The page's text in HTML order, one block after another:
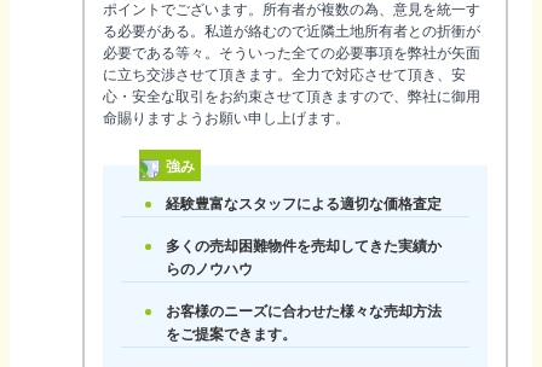
ポイントでございます。所有者が複数の為、意見を統一す
る必要がある。私道が絡むので近隣土地所有者との折衝が
必要である等々。そういった全ての必要事項を弊社が矢面
に立ち交渉させて頂きます。全力で対応させて頂き、安
心・安全な取引をお約束させて頂きますので、弊社に御用
命賜りますようお願い申し上げます。
強み
経験豊富なスタッフによる適切な価格査定
多くの売却困難物件を売却してきた実績か
らのノウハウ
お客様のニーズに合わせた様々な売却方法
をご提案できます。